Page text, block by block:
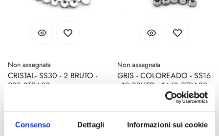
Consenso Dettagli Informazioni sui cookie
Non assegnata
CRISTAL- SS30 - 2 BRUTO -
288 STRASS
Código : crystal-ss30-2-gross-288-
€ 12,00
Non assegnata
GRIS - COLOREADO - SS16
- 10 BRUTO - 1440 STRASS
No disponible
Código : grey-colored-ss16-10-
€ 18,00